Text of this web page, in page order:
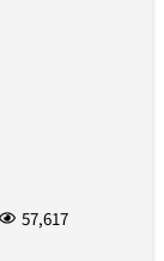
57,617